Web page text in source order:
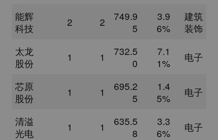
能辉
科技
2 2
749.9
5
3.9
6%
建筑
装饰
太龙
股份
1 1
732.5
0
7.1
1%
电子
芯原
股份
1 1
695.2
5
1.4
5%
电子
清溢
光电
1 1
635.5
8
3.3
6%
电子